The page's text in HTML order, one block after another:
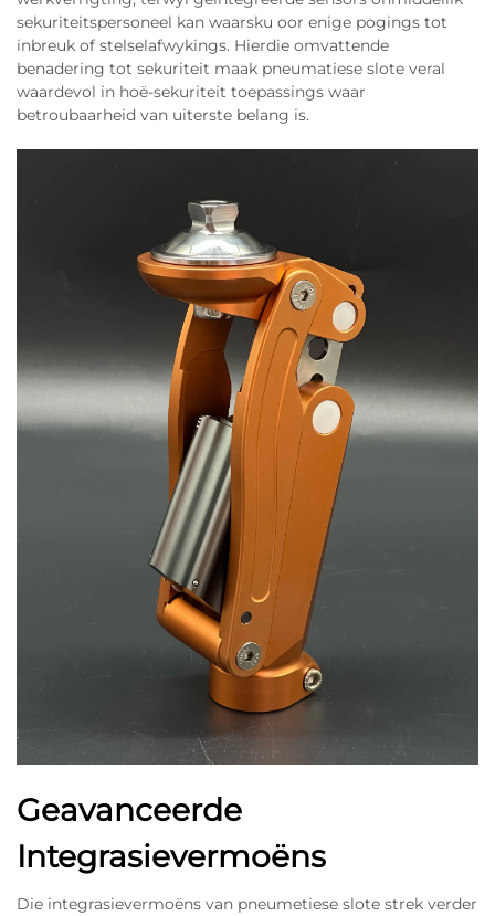
sekuriteitspersoneel kan waarsku oor enige pogings tot
inbreuk of stelselafwykings. Hierdie omvattende
benadering tot sekuriteit maak pneumatiese slote veral
waardevol in hoë-sekuriteit toepassings waar
betroubaarheid van uiterste belang is.
Geavanceerde
Integrasievermoëns
Die integrasievermoëns van pneumetiese slote strek verder